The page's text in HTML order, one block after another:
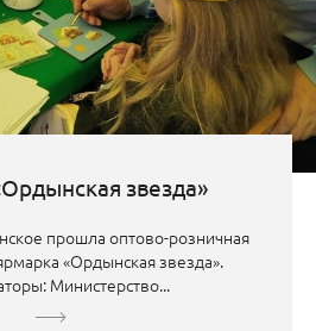
звезда»
прошла оптово-розничная
«Ордынская звезда».
Министерство...